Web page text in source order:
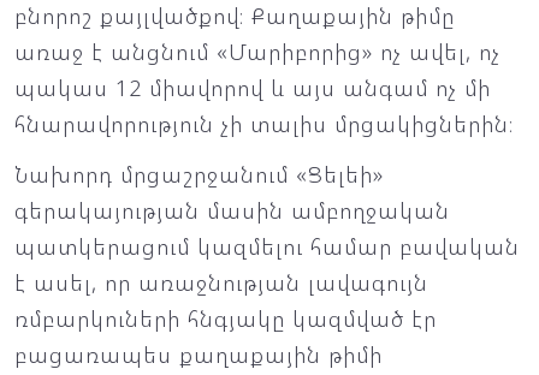
բնորոշ քայլվածքով։ Քաղաքային թիմը
առաջ է անցնում «Մարիբորից» ոչ ավել, ոչ
պակաս 12 միավորով և այս անգամ ոչ մի
հնարավորություն չի տալիս մրցակիցներին։
Նախորդ մրցաշրջանում «Ցելեի»
գերակայության մասին ամբողջական
պատկերացում կազմելու համար բավական
է ասել, որ առաջնության լավագույն
ռմբարկուների հնգյակը կազմված էր
բացառապես քաղաքային թիմի